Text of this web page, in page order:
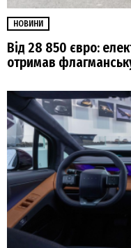
НОВИНИ
Від 28 850 євро:
отримав